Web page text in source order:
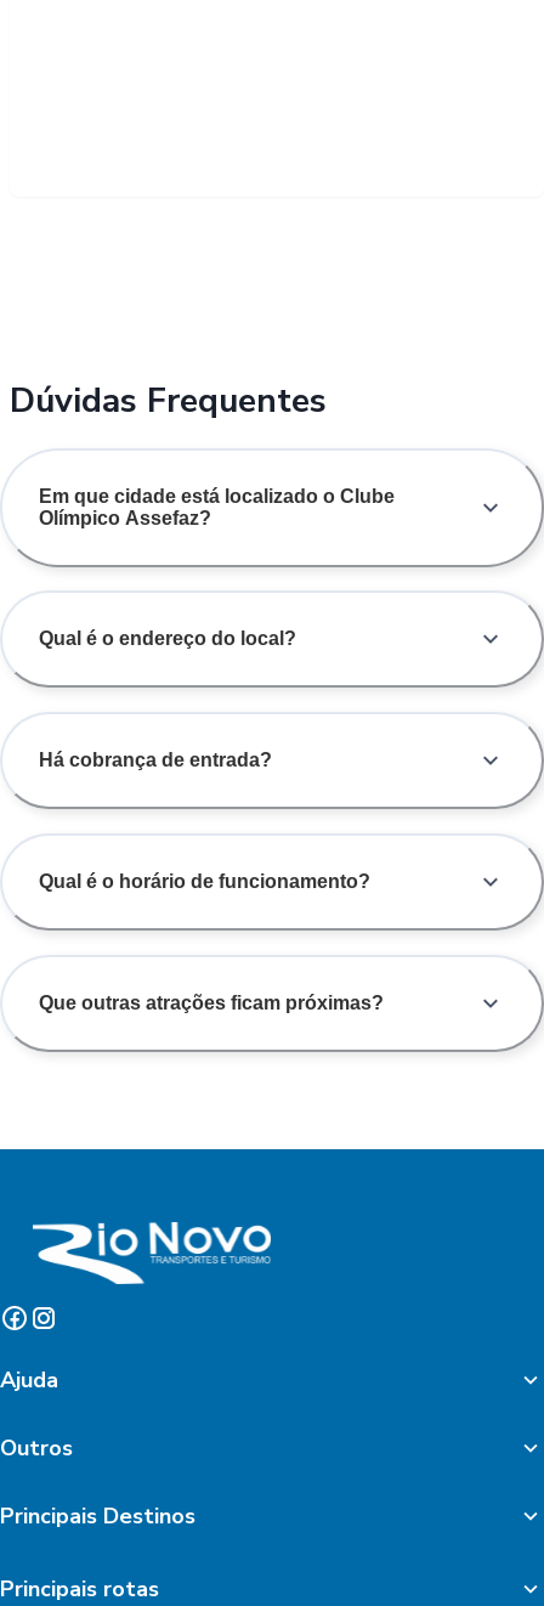
Dúvidas Frequentes
Em que cidade está localizado o Clube
Olímpico Assefaz?
Qual é o endereço do local?
Há cobrança de entrada?
Qual é o horário de funcionamento?
Que outras atrações ficam próximas?
Ajuda
Outros
Principais Destinos
Principais rotas